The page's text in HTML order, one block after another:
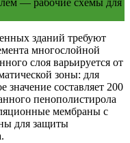
зданий требуют
многослойной
слоя варьируется от
зоны: для
составляет 200
пенополистирола
мембраны с
для защиты